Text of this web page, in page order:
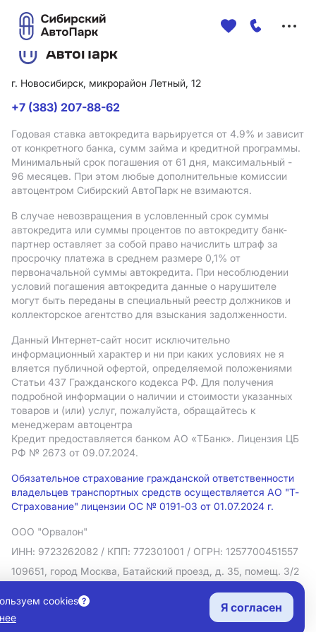
г. Новосибирск, микрорайон Летный, 12
+7 (383) 207-88-62
Годовая ставка автокредита варьируется от 4.9% и зависит
от конкретного банка, сумм займа и кредитной программы.
Минимальный срок погашения от 61 дня, максимальный -
96 месяцев. При этом любые дополнительные комиссии
автоцентром Сибирский АвтоПарк не взимаются.
В случае невозвращения в условленный срок суммы
автокредита или суммы процентов по автокредиту банк-
партнер оставляет за собой право начислить штраф за
просрочку платежа в среднем размере 0,1% от
первоначальной суммы автокредита. При несоблюдении
условий погашения автокредита данные о нарушителе
могут быть переданы в специальный реестр должников и
коллекторское агентство для взыскания задолженности.
Данный Интернет-сайт носит исключительно
информационный характер и ни при каких условиях не я
вляется публичной офертой, определяемой положениями
Статьи 437 Гражданского кодекса РФ. Для получения
подробной информации о наличии и стоимости указанных
товаров и (или) услуг, пожалуйста, обращайтесь к
менеджерам автоцентра
Кредит предоставляется банком АO «ТБанк». Лицензия ЦБ
РФ № 2673 от 09.07.2024.
Обязательное страхование гражданской ответственности
владельцев транспортных средств осуществляется АО "Т-
Страхование" лицензии ОС № 0191-03 от 01.07.2024 г.
ООО "Орвалон"
ИНН: 9723262082 / КПП: 772301001 / ОГРН: 1257700451557
109651, город Москва, Батайский проезд, д. 35, помещ. 3/2
Политика в отношении обработки персональных данных
Согласие на рекламную рассылку
Правовая информация
cookies
Я согласен